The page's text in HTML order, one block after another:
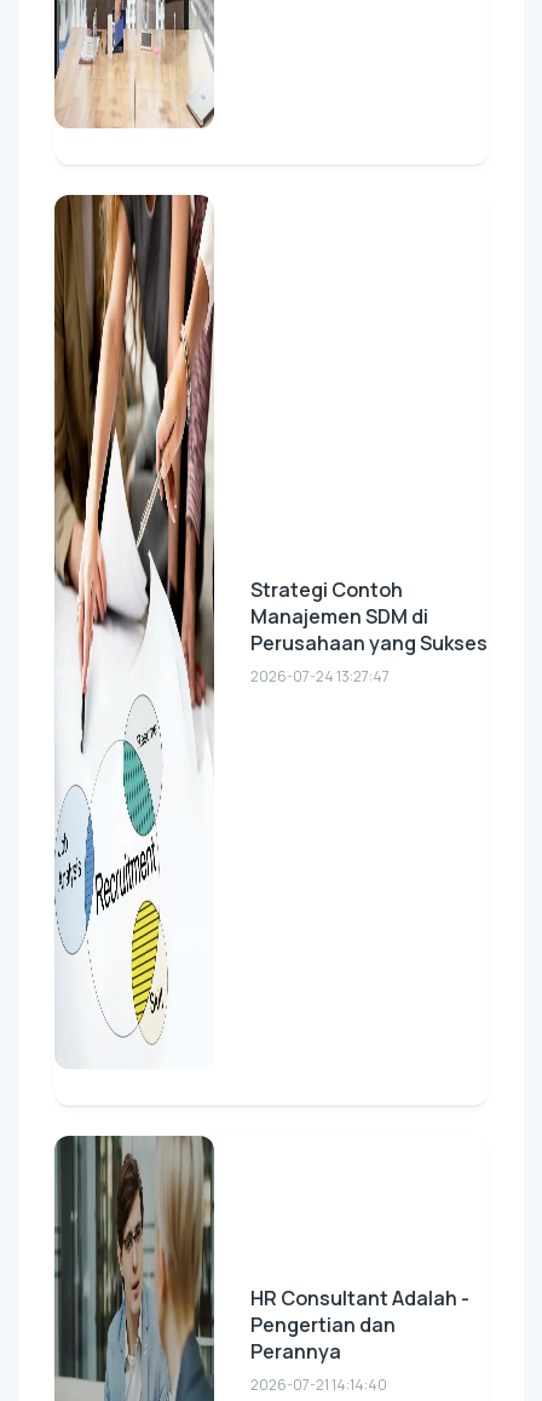
Strategi Contoh
Manajemen SDM di
Perusahaan yang Sukses
2026-07-24 13:27:47
HR Consultant Adalah -
Pengertian dan
Perannya
2026-07-21 14:14:40